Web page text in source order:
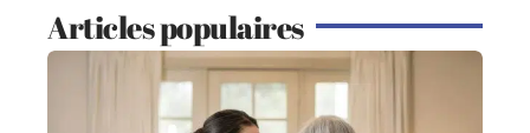
Articles populaires